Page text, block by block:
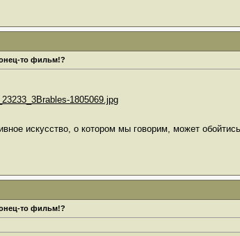
то фильм!?
1805069.jpg
искусство, о котором мы говорим, может
то фильм!?